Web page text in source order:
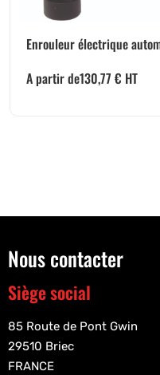
Enrouleur électrique
A partir de130,77 € HT
Nous contacter
Siège social
85 Route de Pont Gwin
29510 Briec
FRANCE